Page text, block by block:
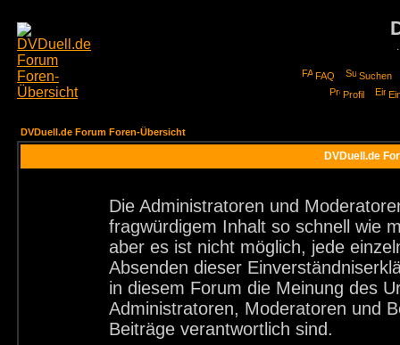
FAQ
Suchen
Profil
DVDuell.de Forum Foren-Übersicht
DVDuell.de
Die Administratoren und
fragwürdigem Inhalt so schnell wie
aber es ist nicht möglich, jede
Absenden dieser
in diesem Forum die Meinung des
Administratoren, Moderatoren und
Beiträge verantwortlich sind.